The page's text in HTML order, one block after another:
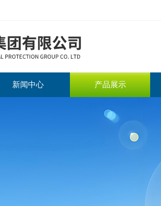
新闻中心 产品展示